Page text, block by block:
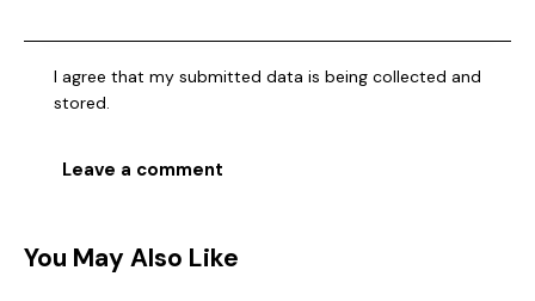
I agree that my submitted data is being collected and
stored.
You May Also Like